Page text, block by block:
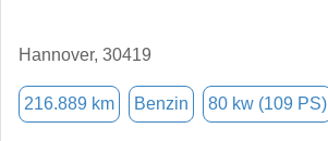
Hannover, 30419
216.889 km Benzin 80 kw (109 PS)